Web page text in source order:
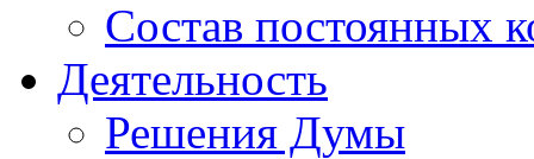
Состав постоянных
Деятельность
Решения Думы